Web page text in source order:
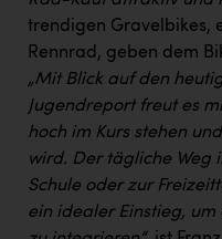
trendigen Gravelbikes,
Rennrad, geben dem
„Mit Blick auf den
Jugendreport freut es
hoch im Kurs stehen
wird. Der tägliche Weg
Schule oder zur
ein idealer Einstieg,